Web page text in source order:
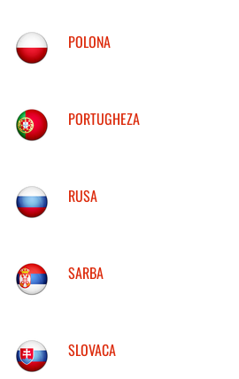
POLONA
PORTUGHEZA
RUSA
SARBA
SLOVACA